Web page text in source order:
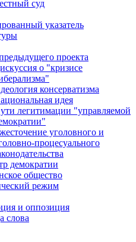
суд
указатель
проекта
о "кризисе
консерватизма
идея
легитимации "управляемой
уголовного и
процесуального
демократии
общество
режим
и оппозиция
слова